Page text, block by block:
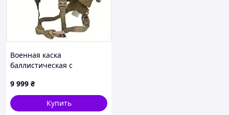
Военная каска
баллистическая с
гарнитуры, 876P4K91X2
9 999 ₴
Купить